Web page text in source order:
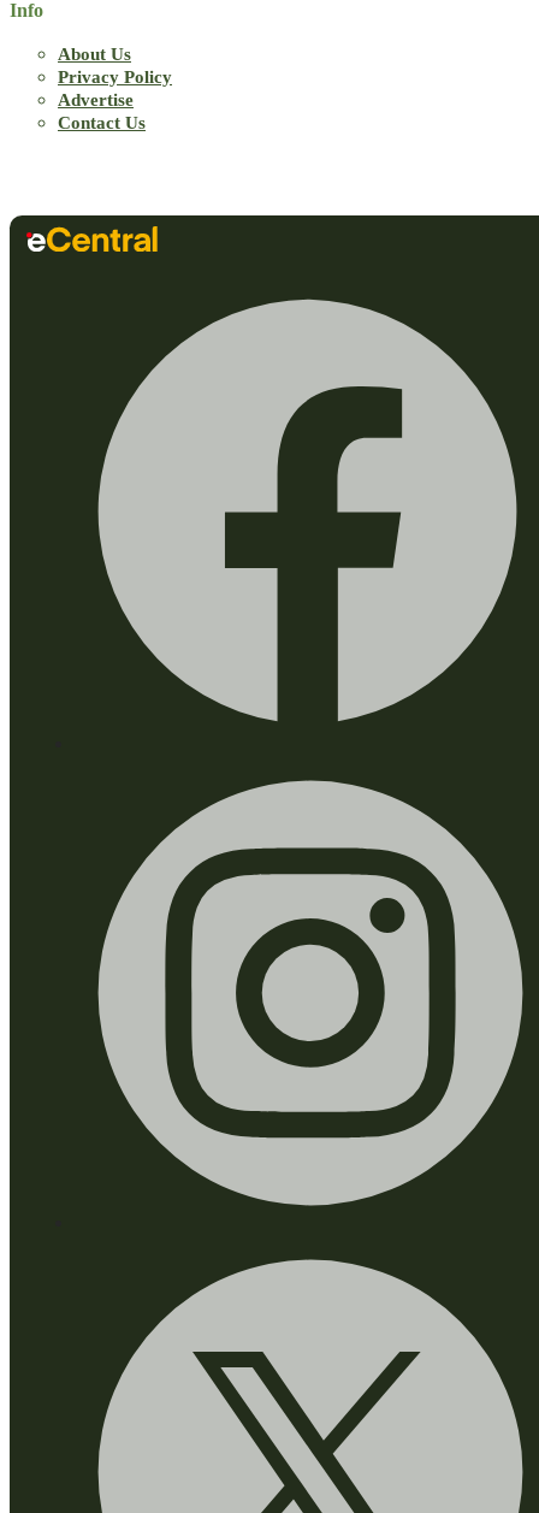
Info
About Us
Privacy Policy
Advertise
Contact Us